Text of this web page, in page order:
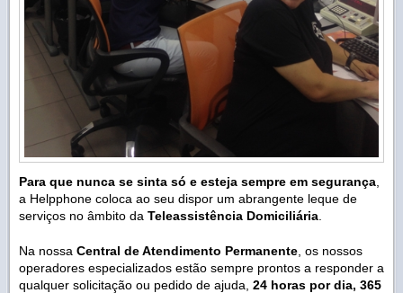
Para que nunca se sinta só e esteja sempre em segurança
a Helpphone coloca ao seu dispor um abrangente leque de
serviços no âmbito da Teleassistência Domiciliária
Na nossa Central de Atendimento Permanente , os nossos
operadores especializados estão sempre prontos a responder a
qualquer solicitação ou pedido de ajuda, 24 horas por dia, 365